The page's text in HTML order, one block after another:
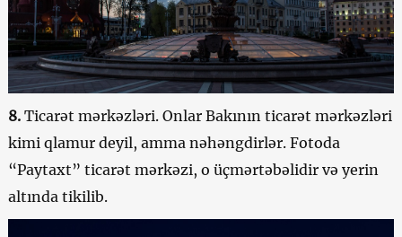
8.Ticarət mərkəzləri. Onlar Bakının ticarət mərkəzləri
kimi qlamur deyil, amma nəhəngdirlər. Fotoda
“Paytaxt” ticarət mərkəzi, o üçmərtəbəlidir və yerin
altında tikilib.